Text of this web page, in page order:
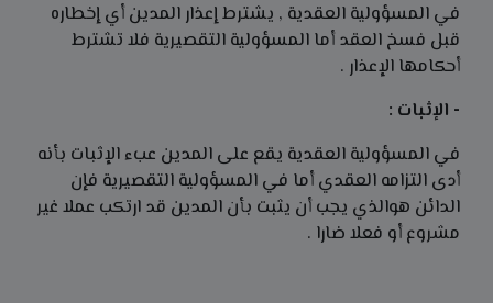
في المسؤولية العقدية , يشترط إعذار المدين أي إخطاره
قبل فسخ العقد أما المسؤولية التقصيرية فلا تشترط
أحكامها الإعذار .
- الإثبات :
في المسؤولية العقدية يقع على المدين عبء الإثبات بأنه
أدى التزامه العقدي أما في المسؤولية التقصيرية فإن
الدائن هوالذي يجب أن يثبت بأن المدين قد ارتكب عملا غير
مشروع أو فعلا ضارا .